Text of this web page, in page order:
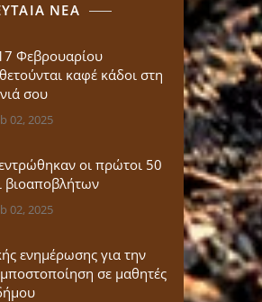
ΝΕΑ
Φεβρουαρίου
καφέ κάδοι στη
σου
02, 2025
οι πρώτοι 50
βιοαποβλήτων
02, 2025
ενημέρωσης για την
σε μαθητές